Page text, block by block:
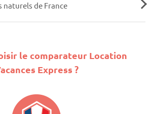
naturels de France
le comparateur Location
Express ?